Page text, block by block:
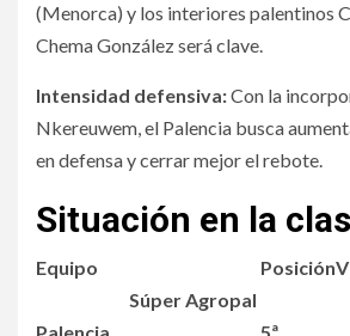
(Menorca) y los interiores palentinos
Chema González será clave.
Intensidad defensiva:Con la
Nkereuwem, el Palencia busca
en defensa y cerrar mejor el rebote.
Situación en la
Equipo Posición
Súper Agropal